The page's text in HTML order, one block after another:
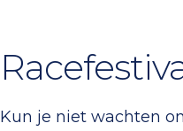
Kun je niet wachten